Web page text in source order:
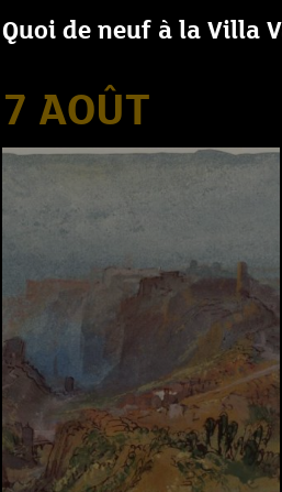
Quoi de neuf à la Villa
7 AOÛT